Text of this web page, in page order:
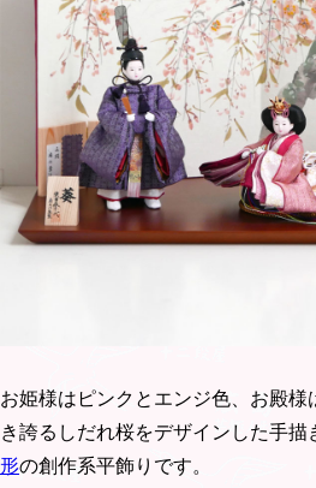
お姫様はピンクとエンジ色、お殿
き誇るしだれ桜をデザインした手描
形の創作系平飾りです。